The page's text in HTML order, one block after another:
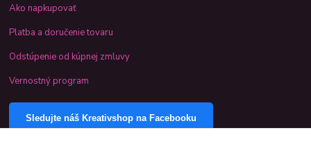
Ako napkupovať
Platba a doručenie tovaru
Odstúpenie od kúpnej zmluvy
Vernostný program
Sledujte náš Kreativshop na Facebooku